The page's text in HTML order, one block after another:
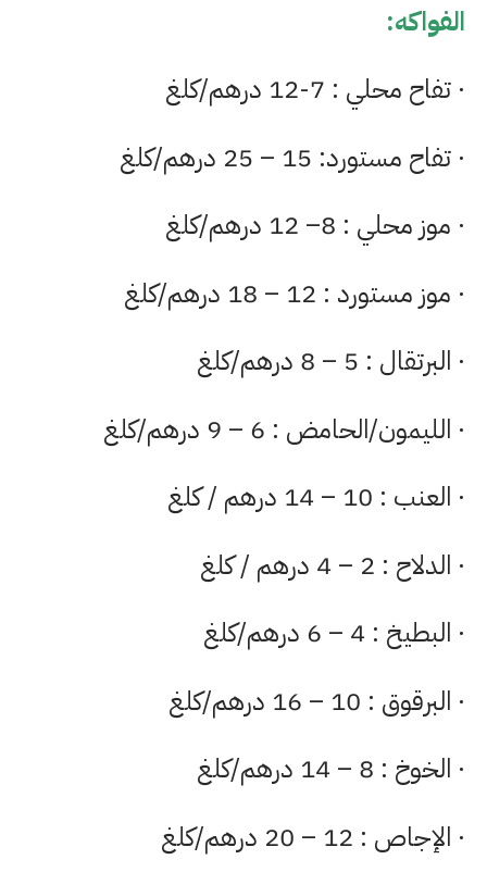
الفواكه:
· تفاح محلي : 7-12 درهم/كلغ
· تفاح مستورد: 15 – 25 درهم/كلغ
· موز محلي : 8– 12 درهم/كلغ
· موز مستورد : 12 – 18 درهم/كلغ
· البرتقال : 5 – 8 درهم/كلغ
· الليمون/الحامض : 6 – 9 درهم/كلغ
· العنب : 10 – 14 درهم / كلغ
· الدلاح : 2 – 4 درهم / كلغ
· البطيخ : 4 – 6 درهم/كلغ
· البرقوق : 10 – 16 درهم/كلغ
· الخوخ : 8 – 14 درهم/كلغ
· الإجاص : 12 – 20 درهم/كلغ